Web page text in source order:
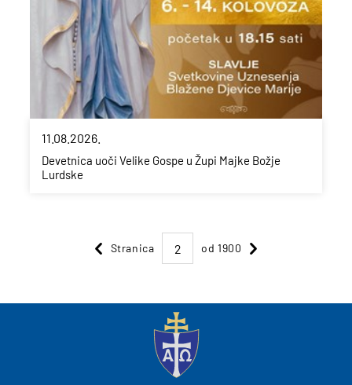
11.08.2026.
Devetnica uoči Velike Gospe u Župi Majke Božje
Lurdske
Stranica od 1900